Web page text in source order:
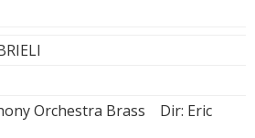
Orchestra Brass Dir: Eric